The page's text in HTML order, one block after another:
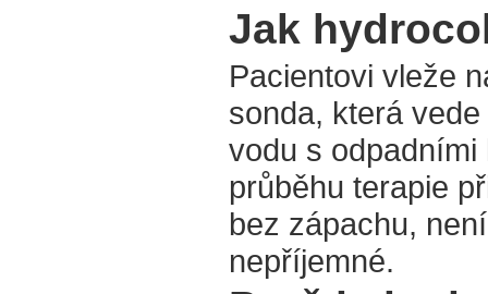
Jak
Pacientovi vleže
sonda, která
vodu s
průběhu terapie
bez zápachu,
nepříjemné.